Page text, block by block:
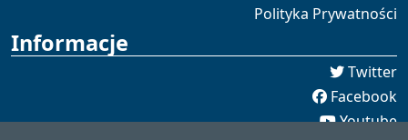
Polityka Prywatności
Informacje
Twitter
Facebook
Youtube